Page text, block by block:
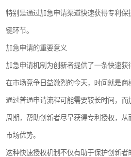
特别是通过加急申请渠道快速获得专利
键环节。
加急申请的重要意义
加急申请机制为创新者提供了一条快速获
在市场竞争日益激烈的今天，时间就是商
通过普通申请流程可能需要较长时间，
周期，帮助创新者尽早获得专利授权，
市场优势。
这种快速授权机制不仅有助于保护创新